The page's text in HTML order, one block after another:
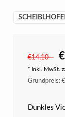
€14,10
* Inkl. MwSt.
Grundpreis:
Dunkles